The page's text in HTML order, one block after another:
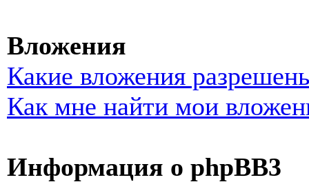
Вложения
Какие вложения
Как мне найти мои
Информация о phpBB3